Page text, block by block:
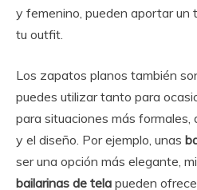
y femenino, pueden aportar un
tu outfit.
Los zapatos planos también
puedes utilizar tanto para
para situaciones más formales,
y el diseño. Por ejemplo, unas
ser una opción más elegante,
bailarinas de tela pueden